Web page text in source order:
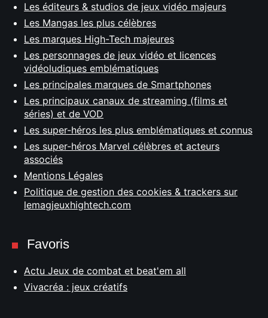
Les éditeurs & studios de jeux vidéo majeurs
Les Mangas les plus célèbres
Les marques High-Tech majeures
Les personnages de jeux vidéo et licences
vidéoludiques emblématiques
Les principales marques de Smartphones
Les principaux canaux de streaming (films et
séries) et de VOD
Les super-héros les plus emblématiques et connus
Les super-héros Marvel célèbres et acteurs
associés
Mentions Légales
Politique de gestion des cookies & trackers sur
lemagjeuxhightech.com
Favoris
Actu Jeux de combat et beat'em all
Vivacréa : jeux créatifs